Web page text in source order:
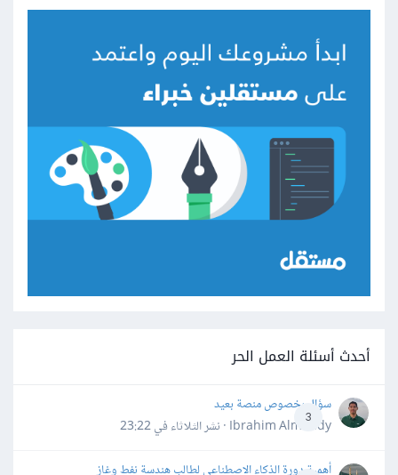
أحدث أسئلة العمل الحر
3
سؤال بخصوص منصة بعيد
Ibrahim Almahdy · نشر
الثلاثاء في 23:22
أهمية دورة الذكاء الاصطناعي لطالب هندسة نفط وغاز